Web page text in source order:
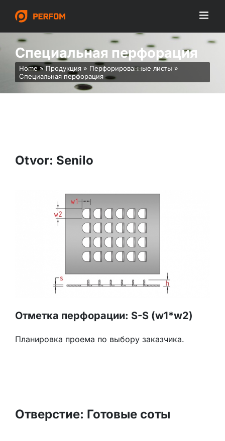
Специальная перфорация
Home» Продукция » Перфорированные листы »
Специальная перфорация
Otvor: Senilo
Отметка перфорации: S-S (w1*w2)
Планировка проема по выбору заказчика.
Отверстие: Готовые соты